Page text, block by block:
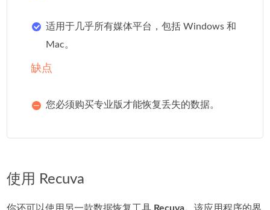
适用于几乎所有媒体平台，包括 Windows 和
Mac。
缺点
您必须购买专业版才能恢复丢失的数据。
使用 Recuva
你还可以使用另一款数据恢复工具 Recuva。该应用程序的界